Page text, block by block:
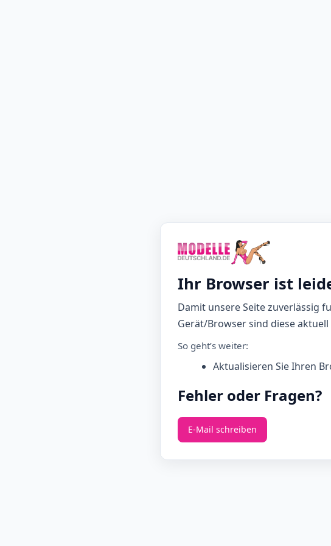
Ihr Browser ist
Damit unsere Seite zuverlässig
Gerät/Browser sind diese
So geht’s weiter:
Aktualisieren Sie Ihren
Fehler oder Fragen?
E‑Mail schreiben